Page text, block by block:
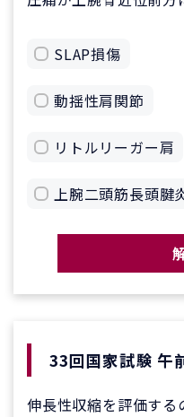
SLAP損傷
動揺性肩関節
リトルリーガー肩
上腕二頭筋長頭腱
33回国家試験 午
伸長性収縮を評価する